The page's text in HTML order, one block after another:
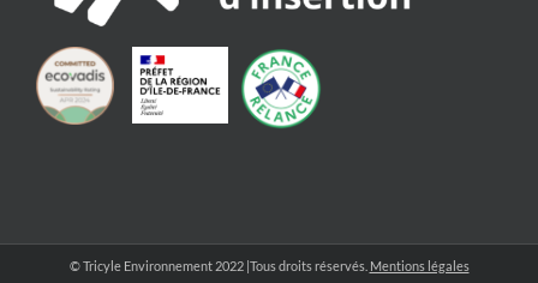
© Tricyle Environnement 2022 |Tous droits réservés. Mentions légales